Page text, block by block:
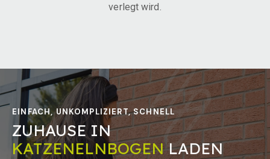
verlegt wird.
EINFACH, UNKOMPLIZIERT, SCHNELL
ZUHAUSE IN
KATZENELNBOGENLADEN